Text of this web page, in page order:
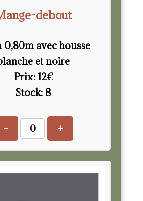
debout
0,80m avec housse
et noire
Prix:12€
Stock: 8
- +